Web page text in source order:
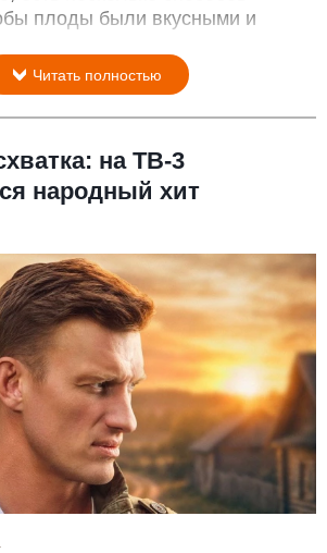
плоды были вкусными и
Читать полностью
на ТВ-3
народный хит